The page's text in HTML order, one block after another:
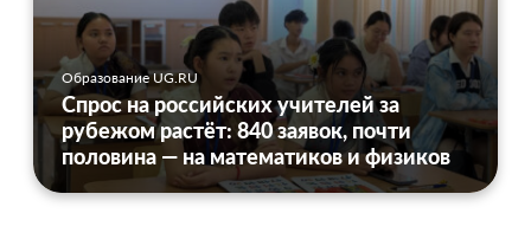
Образование UG.RU
Спрос на российских учителей за
рубежом растёт: 840 заявок, почти
половина — на математиков и физиков